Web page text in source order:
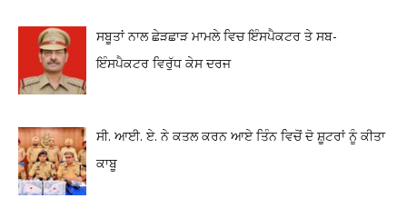
ਸਬੂਤਾਂ ਨਾਲ ਛੇੜਛਾੜ ਮਾਮਲੇ ਵਿਚ ਇੰਸਪੈਕਟਰ ਤੇ ਸਬ-
ਇੰਸਪੈਕਟਰ ਵਿਰੁੱਧ ਕੇਸ ਦਰਜ
ਸੀ. ਆਈ. ਏ. ਨੇ ਕਤਲ ਕਰਨ ਆਏ ਤਿੰਨ ਵਿਚੋਂ ਦੋ ਸ਼ੂਟਰਾਂ ਨੂੰ ਕੀਤਾ
ਕਾਬੂ